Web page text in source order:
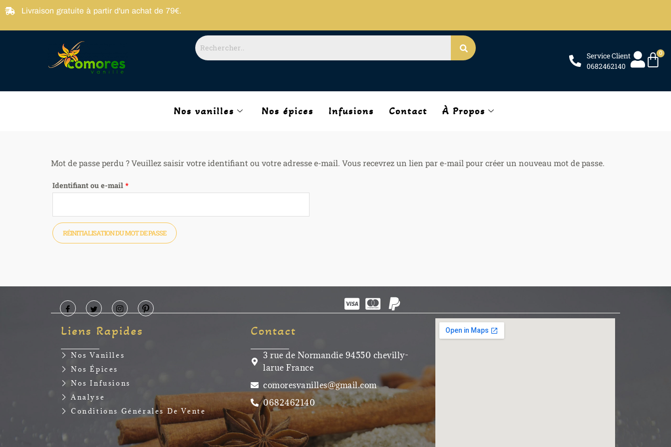
Aller
au
contenu
Livraison gratuite à partir d'un achat de 79€.
Service Client
0682462140
Nos vanilles Nos épices Infusions Contact À Propos
Mot de passe perdu ? Veuillez saisir votre identifiant ou votre adresse e-mail. Vous recevrez un lien par e-mail pour créer un nouveau mot de passe.
Identifiant ou e-mail *
Obligatoire
RÉINITIALISATION DU MOT DE PASSE
Liens Rapides
Nos Vanilles
Nos Épices
Nos Infusions
Analyse
Conditions Générales De Vente
Contact
3 rue de Normandie 94550 chevilly-
larue France
comoresvanilles@gmail.com
0682462140